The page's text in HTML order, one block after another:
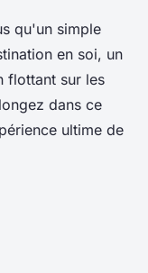
qu'un simple
en soi, un
flottant sur les
dans ce
ultime de